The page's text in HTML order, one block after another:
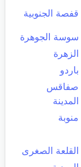
قفصة الجنوبية
سوسة الجوهرة
الزهرة
باردو
صفاقس
المدينة
منوبة
القلعة الصغرى